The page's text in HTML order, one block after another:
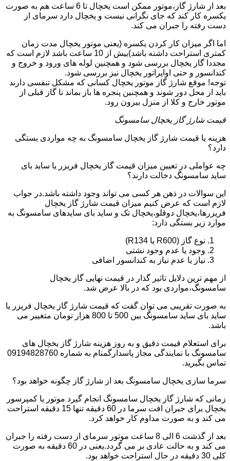
بعد از شارژ گاز،موتور ممکن است یخچال تا 6 ساعت هم به صورت
یکسره کار کند که جای نگرانی نیست و یخچال دارد سرمای از
دست رفته را جبران می کند.
اما اگر میزان کار کردن یکسره (یعنی موتور یخچال مدت زمان
کمتری استراحت داشته باشد)بیش از 10 ساعت باشد لازم است که
مجددا گاز یخچال بررسی شود و همچنین لوله های ورود و خروج و
کندانسور و حتی اواپراتور یخچال نیز بررسی شود.
توجه! موقع شارژ گاز موتور یخچال کسانی که مشکل تنفسی دارند
باید از محل دور شوند و همچنین پنجره ها باز بماند تا گاز قبلی از
موتور خارج و کلا از منزل بیرون رود.
قیمت شارژ گاز یخچال سامسونگ
هزینه یا قیمت شارژ گاز یخچال سامسونگ به چه مواردی بستگی
دارد؟
چه عواملی در تعیین میزان قیمت گاز یخچال فریزر یا ساید بای
ساید سامسونگ دخالت دارند؟
این سوالات در ذهن هر کسی می تواند وجود داشته باشد.در جواب
لازم است که عرض کنیم میزان قیمت شارژ گاز یخچال
فریزرها،یخچال دوقلو،یخچال تک و ساید بای سایدهای سامسونگ به
موارد زیر بستگی دارد:
نوع گاز (R600 یا R134)
وجود یا عدم وجود نشتی
نیاز یا عدم نیاز به کندانسور اضافی
از مهم ترین دلایل تاثیر گذار در قیمت نهایی گاز یخچال
سامسونگ،مواردی بود که در بالا عرض شد.
به صورت تقریبی می توان گفت که قیمت شارژ گاز یخچال فریزر یا
ساید بای ساید سامسونگ بین 500 تا 800 هزار تومان متغییر می
باشد.
برای استعلام قیمت دقیق و به روز هزینه شارژ گاز یخچال های
سامسونگ با نمایندگی مجاز پاسدارگمنام به شماره 09194828760
تماس بگیرید.
سرما سازی یخچال سامسونگ بعد از شارژ گاز چگونه خواهد بود؟
زمانی که شارژ گاز یخچال سامسونگ انجام گیرد موتور یا کمپرسور
یخچال برای جبران افت سرما در 60 دقیقه تنها 15 دقیقه استراحت
می کند و به صورت مداوم کار خواهد کرد.
بعد از گذشت 6 الی 8 ساعت موتور سرمای از دست رفته را جبران
می کند و به حالت عادی بر می گردد.یعنی در 60 دقیقه به صورت
کلی 30 دقیقه در حال استراحت خواهد بود.